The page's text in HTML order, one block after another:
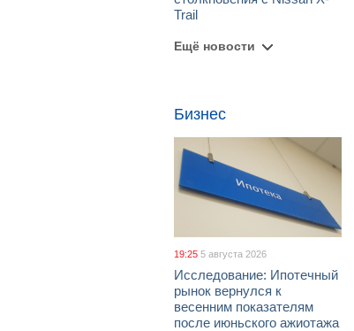
Trail
Ещё новости
Бизнес
19:25 5 августа 2026
Исследование: Ипотечный
рынок вернулся к
весенним показателям
после июньского ажиотажа